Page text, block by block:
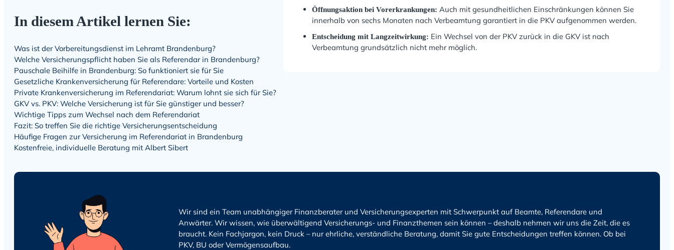
In diesem Artikel lernen Sie:
Was ist der Vorbereitungs­dienst im Lehramt Brandenburg?
Welche Versicherungs­pflicht haben Sie als Referendar in Brandenburg?
Pauschale Beihilfe in Brandenburg: So funktioniert sie für Sie
Gesetzliche Kranken­versicherung für Referendare: Vorteile und Kosten
Private Kranken­versicherung im Referendariat: Warum lohnt sie sich für Sie?
GKV vs. PKV: Welche Versicherung ist für Sie günstiger und besser?
Wichtige Tipps zum Wechsel nach dem Referendariat
Fazit: So treffen Sie die richtige Versicherungs­entscheidung
Häufige Fragen zur Versicherung im Referendariat in Brandenburg
Kostenfreie, individuelle Beratung mit Albert Sibert
Öffnungsaktion bei Vorerkrankungen: Auch mit gesundheitlichen Einschränkungen können Sie
innerhalb von sechs Monaten nach Verbeamtung garantiert in die PKV aufgenommen werden.
Entscheidung mit Langzeitwirkung: Ein Wechsel von der PKV zurück in die GKV ist nach
Verbeamtung grundsätzlich nicht mehr möglich.
Wir sind ein Team unabhängiger Finanzberater und Versicherungsexperten mit Schwerpunkt auf Beamte, Referendare und
Anwärter. Wir wissen, wie überwältigend Versicherungs- und Finanzthemen sein können – deshalb nehmen wir uns die Zeit, die es
braucht. Kein Fachjargon, kein Druck – nur ehrliche, verständliche Beratung, damit Sie gute Entscheidungen treffen können. Ob bei
PKV, BU oder Vermögensaufbau.